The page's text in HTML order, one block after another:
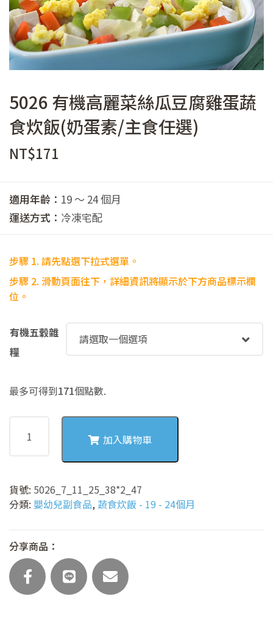
5026 有機高麗菜絲瓜豆腐雞蛋蔬
食炊飯(奶蛋素/主食任選)
NT$171
適用年齡： 19 ～ 24 個月
運送方式： 冷凍宅配
步驟 1. 請先點選下拉式選單。
步驟 2. 滑動頁面往下，詳細資訊將顯示於下方商品標示欄
位。
有機五穀雜
糧
最多可得到171個點數.
菜
絲
豆
腐
雞
蛋
加入購物車
貨號: 5026_7_11_25_38*2_47
分類: 嬰幼兒副食品, 蔬食炊飯 - 19 - 24個月
分享商品：